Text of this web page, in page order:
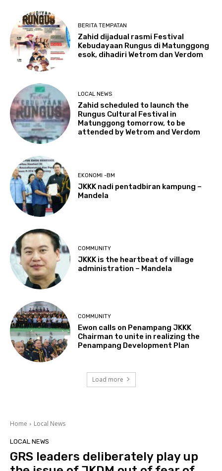
BERITA TEMPATAN
Zahid dijadual rasmi Festival
Kebudayaan Rungus di Matunggong
esok, dihadiri Wetrom dan Verdom
LOCAL NEWS
Zahid scheduled to launch the
Rungus Cultural Festival in
Matunggong tomorrow, to be
attended by Wetrom and Verdom
EKONOMI -BM
JKKK nadi pentadbiran kampung –
Mandela
COMMUNITY
JKKK is the heartbeat of village
administration – Mandela
COMMUNITY
Ewon calls on Penampang JKKK
Chairman to unite in realizing the
Penampang Development Plan
Load more